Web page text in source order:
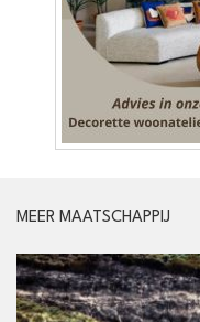
MEER MAATSCHAPPIJ